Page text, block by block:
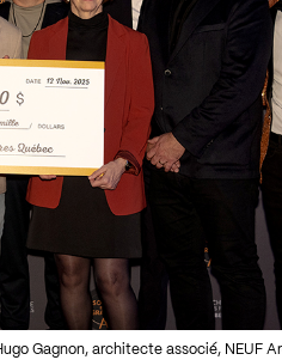
Gagnon, architecte associé, NEUF